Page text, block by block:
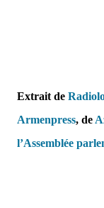
Extrait de
Armenpress, de
l’Assemblée